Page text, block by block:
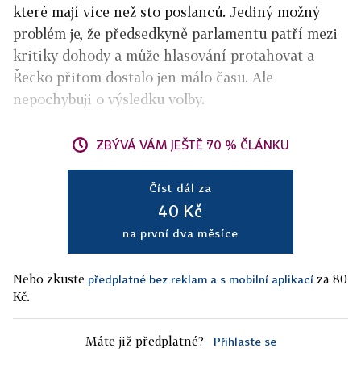
které mají více než sto poslanců. Jediný možný
problém je, že předsedkyně parlamentu patří mezi
kritiky dohody a může hlasování protahovat a
Řecko přitom dostalo jen málo času. Ale
nepochybuji o výsledku volby.
ZBÝVÁ VÁM JEŠTĚ 70 % ČLÁNKU
Číst dál za
40 Kč
na první dva měsíce
Nebo zkuste předplatné bez reklam a s mobilní aplikací za 80
Kč.
Máte již předplatné? Přihlaste se